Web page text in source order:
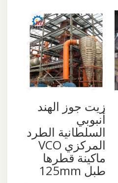
زيت جوز الهند
أنبوبي
السلطانية الطرد
المركزي VCO
ماكينة قطرها
طبل 125mm